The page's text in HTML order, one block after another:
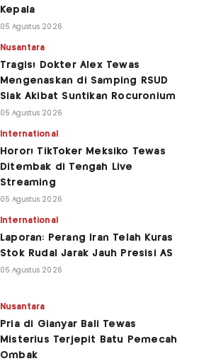
Kepala
05 Agustus 2026
Nusantara
Tragis! Dokter Alex Tewas
Mengenaskan di Samping RSUD
Siak Akibat Suntikan Rocuronium
05 Agustus 2026
International
Horor! TikToker Meksiko Tewas
Ditembak di Tengah Live
Streaming
05 Agustus 2026
International
Laporan: Perang Iran Telah Kuras
Stok Rudal Jarak Jauh Presisi AS
05 Agustus 2026
Nusantara
Pria di Gianyar Bali Tewas
Misterius Terjepit Batu Pemecah
Ombak